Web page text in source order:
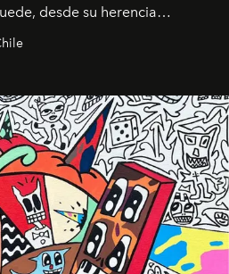
desde su herencia
moderna inspirada en el